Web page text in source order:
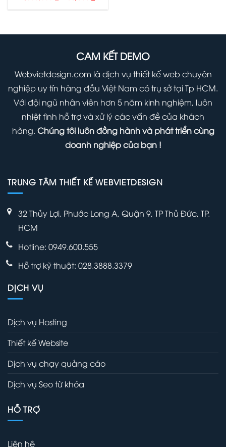
gốc
là:
hiện
tại
CAM KẾT DEMO
Webvietdesign.com là dịch vụ thiết kế web chuyên
nghiệp uy tín hàng đầu Việt Nam có trụ sở tại Tp HCM.
Với đội ngũ nhân viên hơn 5 năm kinh nghiệm, luôn
nhiệt tình hỗ trợ và xử lý các vấn đề của khách
hàng. Chúng tôi luôn đồng hành và phát triển cùng
doanh nghiệp của bạn !
TRUNG TÂM THIẾT KẾ WEBVIETDESIGN
32 Thủy Lợi, Phước Long A, Quận 9, TP Thủ Đức, TP.
HCM
Hotline: 0949.600.555
Hỗ trợ kỹ thuật: 028.3888.3379
DỊCH VỤ
Dịch vụ Hosting
Thiết kế Website
Dịch vụ chạy quảng cáo
Dịch vụ Seo từ khóa
HỖ TRỢ
Liên hệ